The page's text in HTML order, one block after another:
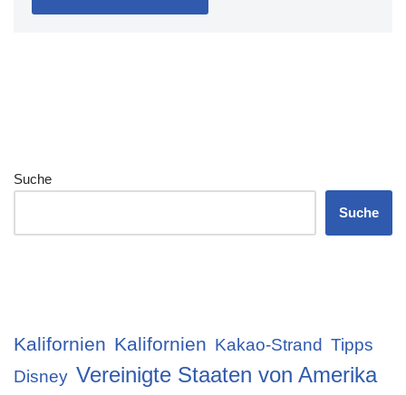
Suche
Suche
Kalifornien Kalifornien Kakao-Strand Tipps
Disney Vereinigte Staaten von Amerika